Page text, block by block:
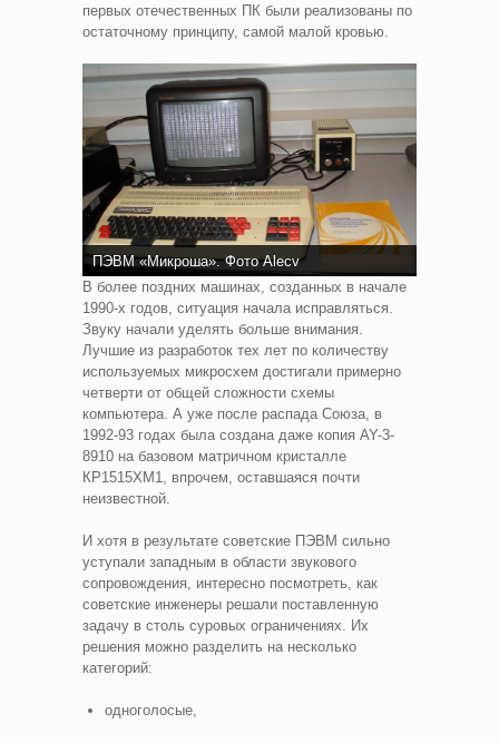
первых отечественных ПК были реализованы по
остаточному принципу, самой малой кровью.
ПЭВМ «Микроша». Фото Alecv
В более поздних машинах, созданных в начале
1990-х годов, ситуация начала исправляться.
Звуку начали уделять больше внимания.
Лучшие из разработок тех лет по количеству
используемых микросхем достигали примерно
четверти от общей сложности схемы
компьютера. А уже после распада Союза, в
1992-93 годах была создана даже копия AY-3-
8910 на базовом матричном кристалле
КР1515ХМ1, впрочем, оставшаяся почти
неизвестной.
И хотя в результате советские ПЭВМ сильно
уступали западным в области звукового
сопровождения, интересно посмотреть, как
советские инженеры решали поставленную
задачу в столь суровых ограничениях. Их
решения можно разделить на несколько
категорий:
одноголосые,